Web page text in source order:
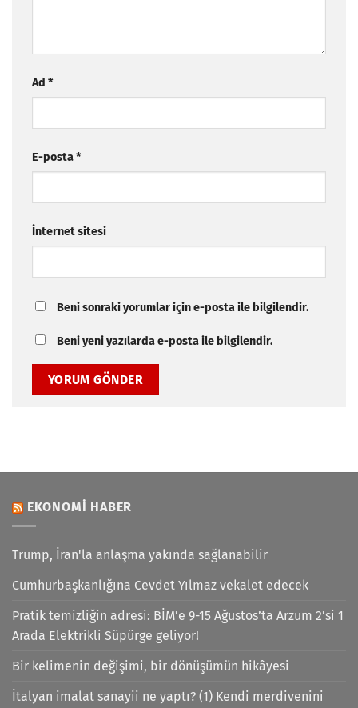
Ad *
E-posta*
İnternet sitesi
Beni sonraki yorumlar için e-posta ile bilgilendir.
Beni yeni yazılarda e-posta ile bilgilendir.
EKONOMI HABER
Trump, İran'la anlaşma yakında sağlanabilir
Cumhurbaşkanlığına Cevdet Yılmaz vekalet edecek
Pratik temizliğin adresi: BİM’e 9-15 Ağustos’ta Arzum 2’si 1
Arada Elektrikli Süpürge geliyor!
Bir kelimenin değişimi, bir dönüşümün hikâyesi
İtalyan imalat sanayii ne yaptı? (1) Kendi merdivenini